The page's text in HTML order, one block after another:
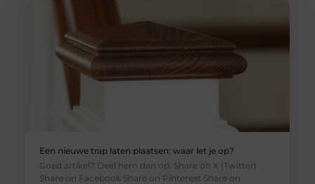
Een nieuwe trap laten plaatsen: waar let je op?
Goed artikel? Deel hem dan op: Share on X (Twitter)
Share on Facebook Share on Pinterest Share on